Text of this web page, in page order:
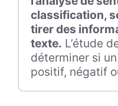
classification,
tirer des
texte. L’étude
déterminer si
positif, négatif